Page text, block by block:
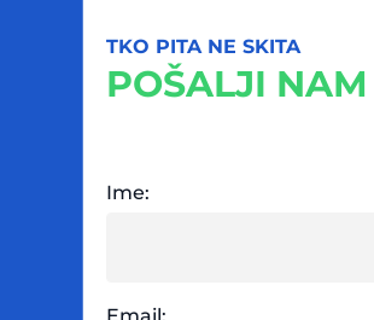
TKO PITA NE SKITA
POŠALJI
Ime: